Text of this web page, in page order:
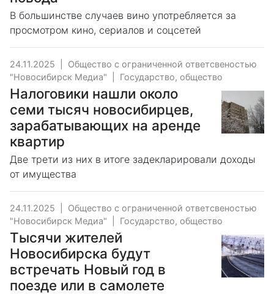
В большинстве случаев вино употребляется за
просмотром кино, сериалов и соцсетей
24.11.2025
Общество с ограниченной ответсвеностью
"Новосибирск Медиа"
Государство, общество
Налоговики нашли около
семи тысяч новосибирцев,
зарабатывающих на аренде
квартир
Две трети из них в итоге задекларировали доходы
от имущества
24.11.2025
Общество с ограниченной ответсвеностью
"Новосибирск Медиа"
Государство, общество
Тысячи жителей
Новосибирска будут
встречать Новый год в
поезде или в самолете